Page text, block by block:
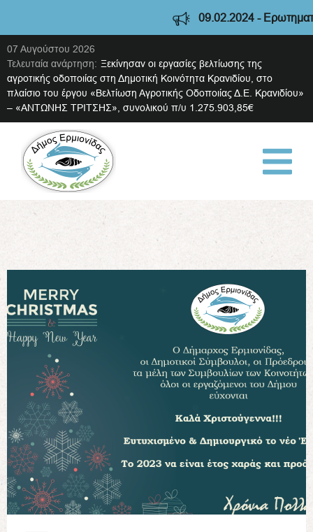
09.02.2024 -
07 Αυγούστου 2026
Τελευταία ανάρτηση: Ξεκίνησαν οι εργασίες βελτίωσης της
αγροτικής οδοποιίας στη Δημοτική Κοινότητα Κρανιδίου, στο
πλαίσιο του έργου «Βελτίωση Αγροτικής Οδοποιίας Δ.Ε. Κρανιδίου»
– «ΑΝΤΩΝΗΣ ΤΡΙΤΣΗΣ», συνολικού π/υ 1.275.903,85€